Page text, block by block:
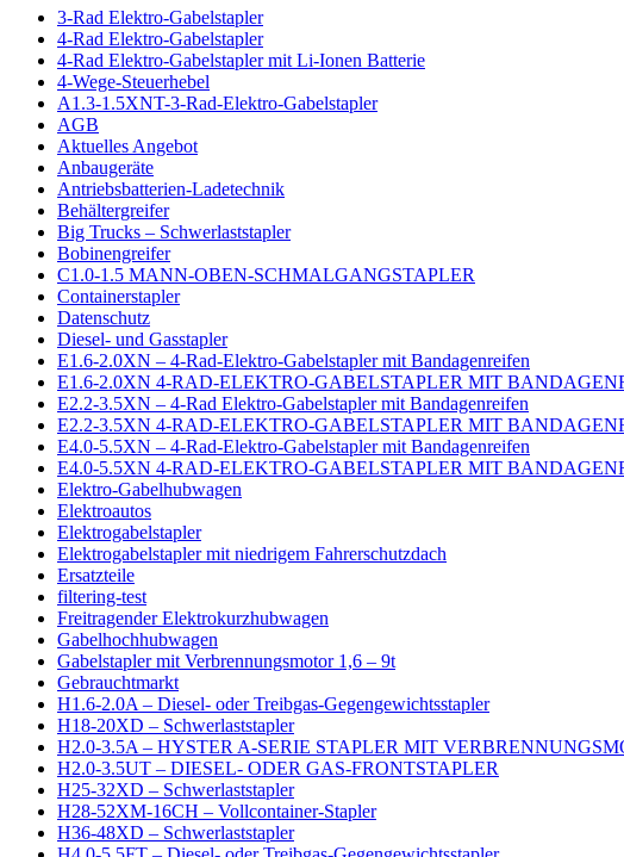
3-Rad Elektro-Gabelstapler
4-Rad Elektro-Gabelstapler
4-Rad Elektro-Gabelstapler mit Li-Ionen Batterie
4-Wege-Steuerhebel
A1.3-1.5XNT-3-Rad-Elektro-Gabelstapler
AGB
Aktuelles Angebot
Anbaugeräte
Antriebsbatterien-Ladetechnik
Behältergreifer
Big Trucks – Schwerlaststapler
Bobinengreifer
C1.0-1.5 MANN-OBEN-SCHMALGANGSTAPLER
Containerstapler
Datenschutz
Diesel- und Gasstapler
E1.6-2.0XN – 4-Rad-Elektro-Gabelstapler mit Bandagenreifen
E1.6-2.0XN 4-RAD-ELEKTRO-GABELSTAPLER MIT
E2.2-3.5XN – 4-Rad Elektro-Gabelstapler mit Bandagenreifen
E2.2-3.5XN 4-RAD-ELEKTRO-GABELSTAPLER MIT
E4.0-5.5XN – 4-Rad-Elektro-Gabelstapler mit Bandagenreifen
E4.0-5.5XN 4-RAD-ELEKTRO-GABELSTAPLER MIT
Elektro-Gabelhubwagen
Elektroautos
Elektrogabelstapler
Elektrogabelstapler mit niedrigem Fahrerschutzdach
Ersatzteile
filtering-test
Freitragender Elektrokurzhubwagen
Gabelhochhubwagen
Gabelstapler mit Verbrennungsmotor 1,6 – 9t
Gebrauchtmarkt
H1.6-2.0A – Diesel- oder Treibgas-Gegengewichtsstapler
H18-20XD – Schwerlaststapler
H2.0-3.5A – HYSTER A-SERIE STAPLER MIT
H2.0-3.5UT – DIESEL- ODER GAS-FRONTSTAPLER
H25-32XD – Schwerlaststapler
H28-52XM-16CH – Vollcontainer-Stapler
H36-48XD – Schwerlaststapler